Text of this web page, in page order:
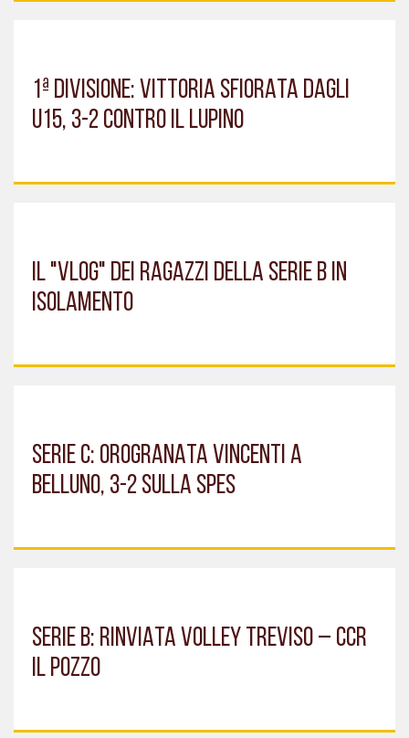
1ª DIVISIONE: VITTORIA SFIORATA DAGLI
U15, 3-2 CONTRO IL LUPINO
IL "VLOG" DEI RAGAZZI DELLA SERIE B IN
ISOLAMENTO
SERIE C: OROGRANATA VINCENTI A
BELLUNO, 3-2 SULLA SPES
SERIE B: RINVIATA VOLLEY TREVISO – CCR
IL POZZO